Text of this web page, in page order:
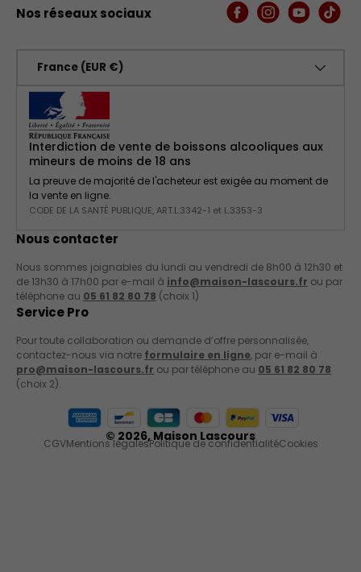
Nos réseaux sociaux FacebookInstagram
YouTube
France (EUR €)
Interdiction de vente de boissons alcooliques aux
mineurs de moins de 18 ans
La preuve de majorité de l'acheteur est exigée au moment de
la vente en ligne.
CODE DE LA SANTÉ PUBLIQUE, ART.L.3342-1 et L.3353-3
Nous contacter
Nous sommes joignables du lundi au vendredi de 8h00 à 12h30 et
de 13h30 à 17h00 par e-mail à info@maison-lascours.fr ou par
téléphone au 05 61 82 80 78 (choix 1)
Service Pro
Pour toute collaboration ou demande d’offre personnalisée,
contactez-nous via notre formulaire en ligne, par e-mail à
pro@maison-lascours.fr ou par téléphone au 05 61 82 80 78
(choix 2).
Moyens de paiement acceptés
© 2026, Maison Lascours
CGVMentions légalesPolitique de confidentialitéCookies